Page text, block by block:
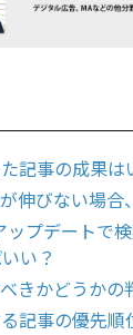
記事の成果は
伸びない場合
プデートで
い？
きかどうかの
記事の優先順